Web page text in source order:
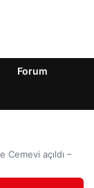
Forum
Cemevi açıldı –